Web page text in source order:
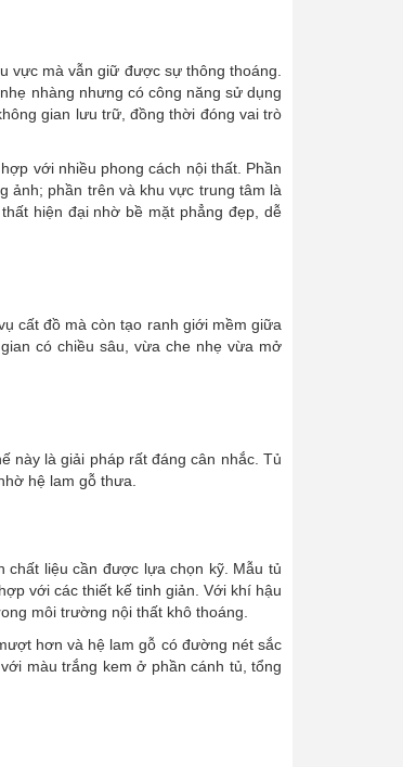
vực mà vẫn giữ được sự thông thoáng.
nhàng nhưng có công năng sử dụng
gian lưu trữ, đồng thời đóng vai trò
với nhiều phong cách nội thất. Phần
ảnh; phần trên và khu vực trung tâm là
hiện đại nhờ bề mặt phẳng đẹp, dễ
cất đồ mà còn tạo ranh giới mềm giữa
có chiều sâu, vừa che nhẹ vừa mở
này là giải pháp rất đáng cân nhắc. Tủ
hệ lam gỗ thưa.
chất liệu cần được lựa chọn kỹ. Mẫu tủ
với các thiết kế tinh giản. Với khí hậu
môi trường nội thất khô thoáng.
hơn và hệ lam gỗ có đường nét sắc
màu trắng kem ở phần cánh tủ, tổng